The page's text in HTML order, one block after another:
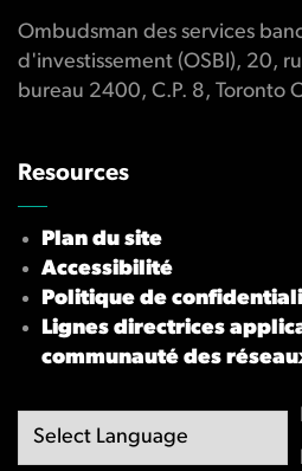
Ombudsman des services
d'investissement (OSBI), 20,
bureau 2400, C.P. 8, Toronto
Resources
Plan du site
Accessibilité
Politique de
Lignes directrices
communauté des